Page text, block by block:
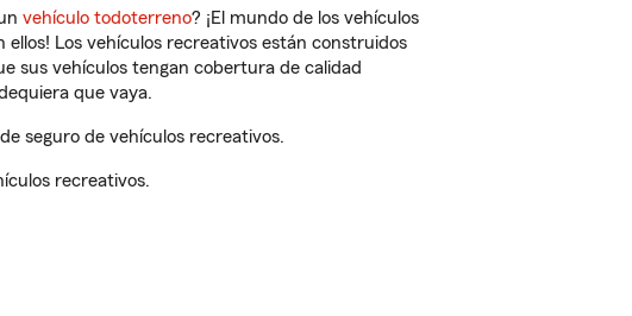
vehículo todoterreno? ¡El mundo de los vehículos
Los vehículos recreativos están construidos
sus vehículos tengan cobertura de calidad
que vaya.
seguro de vehículos recreativos.
recreativos.